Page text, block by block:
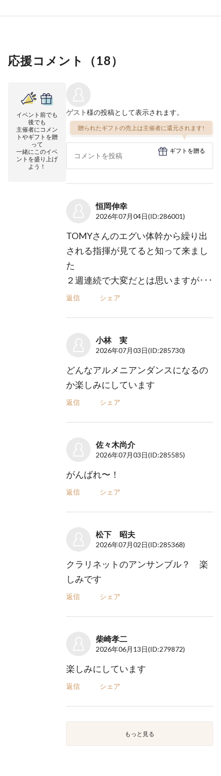
応援コメント（18）
イベント前でも
後でも
主催者にコメン
トやギフトを贈
って
一緒にこのイベ
ントを盛り上げ
よう！
ゲスト様の投稿として表示されます。
贈られたギフトの売上は主催者に還元されます!
ギフトを贈る
恒岡伸幸
2026年07月04日(ID:286001)
TOMYさんのエグい体幹から繰り出
される指揮が見てると知って来まし
た
２週連続で大変だとは思いますが･･･
返信 シェア
小林 実
2026年07月03日(ID:285730)
どんなアルメニアンダンスになるの
か楽しみにしています
返信 シェア
佐々木尚介
2026年07月03日(ID:285585)
がんばれ〜！
返信 シェア
松下 昭夫
2026年07月02日(ID:285368)
クラリネットのアンサンブル？ 楽
しみです
返信 シェア
柴崎孝二
2026年06月13日(ID:279872)
楽しみにしています
返信 シェア
もっと見る